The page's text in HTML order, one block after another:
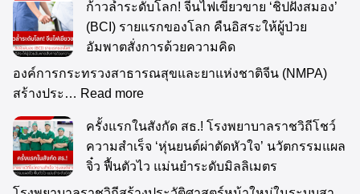
ก้าวล้ำระดับโลก! จีนไฟเขียวขาย ‘ชิปฝังสมอง’
(BCI) รายแรกของโลก คืนอิสระให้ผู้ป่วย
อัมพาตสั่งการด้วยความคิด
องค์การกระทรวงสาธารณสุขและยาแห่งชาติจีน (NMPA)
สร้างประ… Read more
ครั้งแรกในสังกัด สธ.! โรงพยาบาลราชวิถีโชว์
ความสำเร็จ ‘หุ่นยนต์ผ่าตัดหัวใจ’ นวัตกรรมแผล
จิ๋ว ฟื้นตัวไว แม่นยำระดับมิลลิเมตร